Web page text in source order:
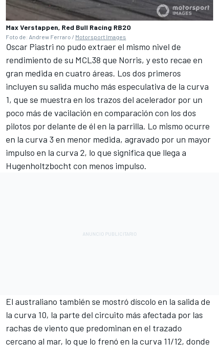
Max Verstappen, Red Bull Racing RB20
Foto de: Andrew Ferraro / Motorsport Images
Oscar Piastri no pudo extraer el mismo nivel de
rendimiento de su MCL38 que Norris, y esto recae en
gran medida en cuatro áreas. Los dos primeros
incluyen su salida mucho más especulativa de la curva
1, que se muestra en los trazos del acelerador por un
poco más de vacilación en comparación con los dos
pilotos por delante de él en la parrilla. Lo mismo ocurre
en la curva 3 en menor medida, agravado por un mayor
impulso en la curva 2, lo que significa que llega a
Hugenholtzbocht con menos impulso.
El australiano también se mostró díscolo en la salida de
la curva 10, la parte del circuito más afectada por las
rachas de viento que predominan en el trazado
cercano al mar, lo que lo frenó en la curva 11/12, donde